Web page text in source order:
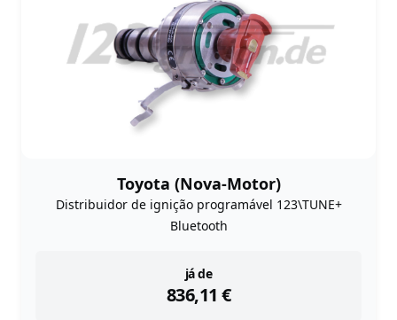
Toyota (Nova-Motor)
Distribuidor de ignição programável 123\TUNE+
Bluetooth
já de
836,11 €
instock